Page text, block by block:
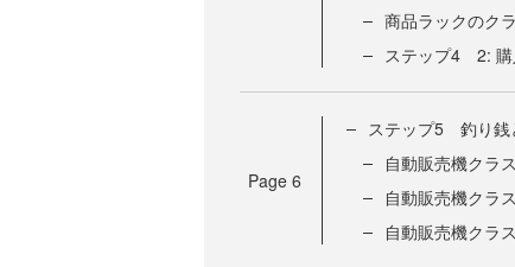
商品ラックのク
ステップ4 2: 購
Page 6
ステップ5 釣り銭
自動販売機クラ
自動販売機クラ
自動販売機クラ